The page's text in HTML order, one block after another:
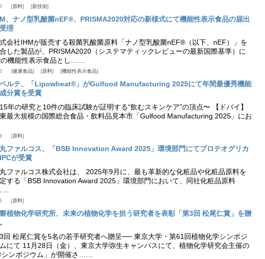
原料 新技術
、ナノ型乳酸菌nEF®、PRISMA2020対応の新様式にて機能性表示食品の届出
理
会社IHMが販売する殺菌乳酸菌原料「ナノ型乳酸菌nEF®（以下、nEF）」を
した製品が、PRISMA2020（システマティックレビューの最新国際基準）に
機能性表示食品とし……
健康食品 原料 機能性表示食品
ルテ、「Lipowheat®」がGulfood Manufacturing 2025にて年間最優秀機能
分賞を受賞
年の研究と10件の臨床試験が証明する“飲むスキンケア”の頂点〜 【ドバイ】
最大規模の国際総合食品・飲料品見本市「Gulfood Manufacturing 2025」にお
原料
ファルコス、「BSB Innovation Award 2025」環境部門にてプロテオグリカ
が受賞
ファルコス株式会社は、 2025年9月に、最も革新的な化粧品や化粧品原料を
する「BSB Innovation Award 2025」環境部門において、同社化粧品原料
原料
植物化学研究所、未来の植物化学を担う研究者を表彰「第3回 松尾仁賞」を贈
回 松尾仁賞を5名の若手研究者へ贈呈── 東京大学・第61回植物化学シンポジ
にて 11月28日（金）、東京大学弥生キャンパスにて、植物化学研究会主催の
シンポジウム」が開催さ……